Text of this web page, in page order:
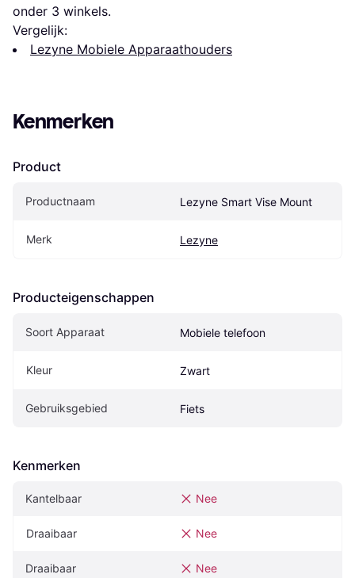
onder 3 winkels.
Vergelijk:
Lezyne Mobiele Apparaathouders
Kenmerken
Product
Productnaam Lezyne Smart Vise Mount
Merk Lezyne
Producteigenschappen
Soort Apparaat Mobiele telefoon
Kleur Zwart
Gebruiksgebied Fiets
Kenmerken
Kantelbaar Nee
Draaibaar Nee
Draaibaar Nee